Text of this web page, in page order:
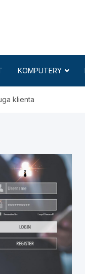
KOMPUTERY
klienta